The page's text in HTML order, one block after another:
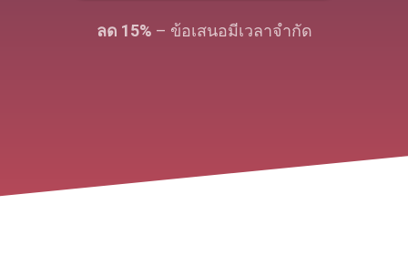
ลด 15% – ข้อเสนอมีเวลาจํากัด